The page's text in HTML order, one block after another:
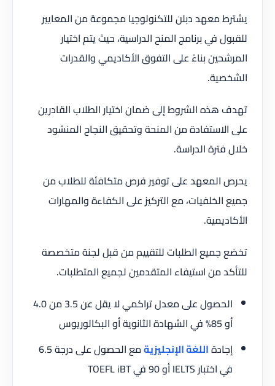
يشترط معهد دبلن للتكنولوجيا مجموعة من المعايير
للقبول في برنامج المنح الدراسية، حيث يتم اختيار
المرشحين بناءً على التفوق الأكاديمي والقدرات
الشخصية.
تهدف هذه الشروط إلى ضمان اختيار الطلاب القادرين
على الاستفادة من المنحة وتحقيق النجاح المنشود
خلال فترة الدراسة.
يحرص المعهد على توفير فرص متكافئة للطلاب من
جميع الخلفيات، مع التركيز على الكفاءة والمهارات
الأكاديمية.
تخضع جميع الطلبات للتقييم من قبل لجنة متخصصة
للتأكد من استيفاء المتقدمين لجميع المتطلبات.
الحصول على معدل تراكمي لا يقل عن 3.5 من 4.0
أو 85% في الشهادة الثانوية أو البكالوريوس
إجادةاللغة الإنجليزية
مع الحصول على درجة 6.5
في اختبار IELTS أو 90 في TOEFL iBT